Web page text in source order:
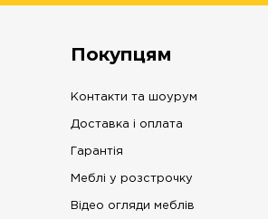
Покупцям
Контакти та шоурум
Доставка і оплата
Гарантія
Меблі у розстрочку
Відео огляди меблів